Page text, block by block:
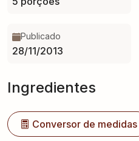
Publicado
28/11/2013
Ingredientes
Conversor de medidas